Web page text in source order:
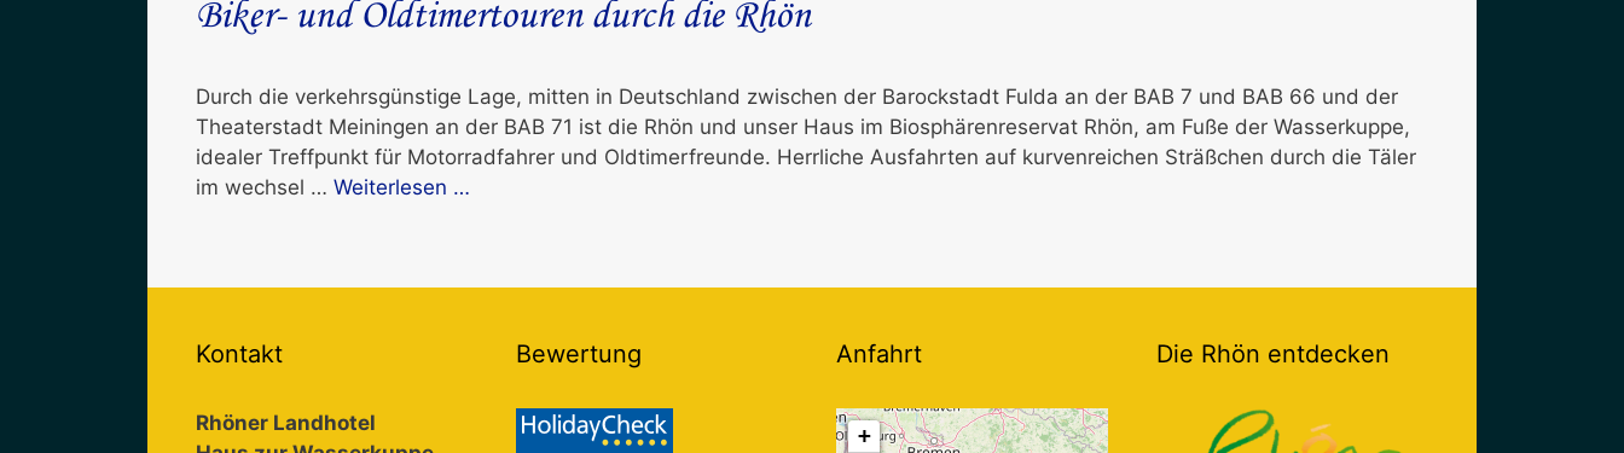
Biker- und Oldtimertouren durch die Rhön
Durch die verkehrsgünstige Lage, mitten in Deutschland zwischen der Barockstadt Fulda an der BAB 7 und BAB 66 und der
Theaterstadt Meiningen an der BAB 71 ist die Rhön und unser Haus im Biosphärenreservat Rhön, am Fuße der Wasserkuppe,
idealer Treffpunkt für Motorradfahrer und Oldtimerfreunde. Herrliche Ausfahrten auf kurvenreichen Sträßchen durch die Täler
im wechsel … Weiterlesen …
Kontakt
Rhöner Landhotel
Bewertung Anfahrt
+
Die Rhön entdecken